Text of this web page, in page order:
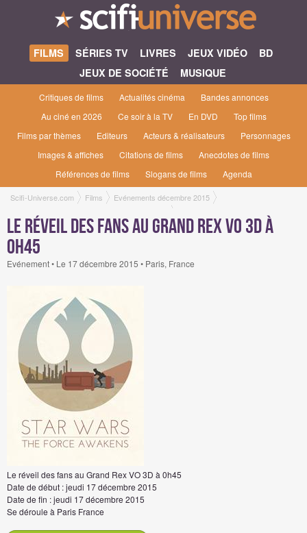
FILMS SÉRIES TV LIVRES JEUX VIDÉO
BD
JEUX DE SOCIÉTÉ
MUSIQUE
Critiques de films Actualités cinéma
Bandes annonces
Au ciné en 2026
Ce soir à la TV En DVD
Top films
Films par thèmes
Editeurs Acteurs & réalisateurs
Personnages
Images & affiches
Citations de films
Anecdotes de films
Références de films
Slogans de films Agenda
Scifi-Universe.com Films
Evénements décembre 2015
Le réveil des fans au Grand Rex VO 3D à
0h45
Evénement • Le 17 décembre 2015 • Paris, France
Le réveil des fans au Grand Rex VO 3D à 0h45
Date de début :jeudi 17 décembre 2015
Date de fin :jeudi 17 décembre 2015
Se déroule à Paris France